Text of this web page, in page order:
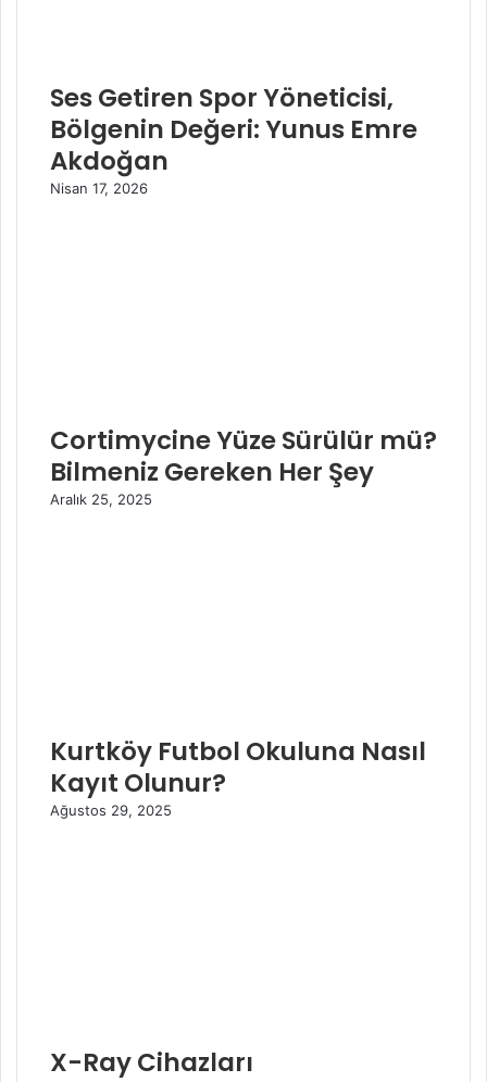
Ses Getiren Spor Yöneticisi,
Bölgenin Değeri: Yunus Emre
Akdoğan
Nisan 17, 2026
Cortimycine Yüze Sürülür mü?
Bilmeniz Gereken Her Şey
Aralık 25, 2025
Kurtköy Futbol Okuluna Nasıl
Kayıt Olunur?
Ağustos 29, 2025
X-Ray Cihazları